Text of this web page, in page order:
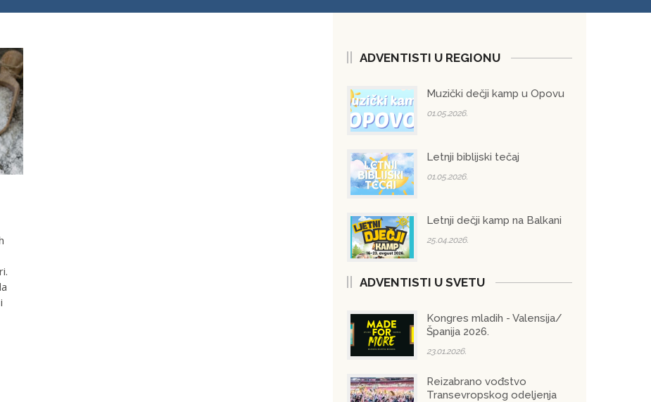
ADVENTISTI U REGIONU
Muzički dečji kamp u Opovu
01.05.2026.
Letnji biblijski tečaj
01.05.2026.
Letnji dečji kamp na Balkani
25.04.2026.
ADVENTISTI U SVETU
Kongres mladih - Valensija/
Španija 2026.
23.01.2026.
Reizabrano vođstvo
Transevropskog odeljenja